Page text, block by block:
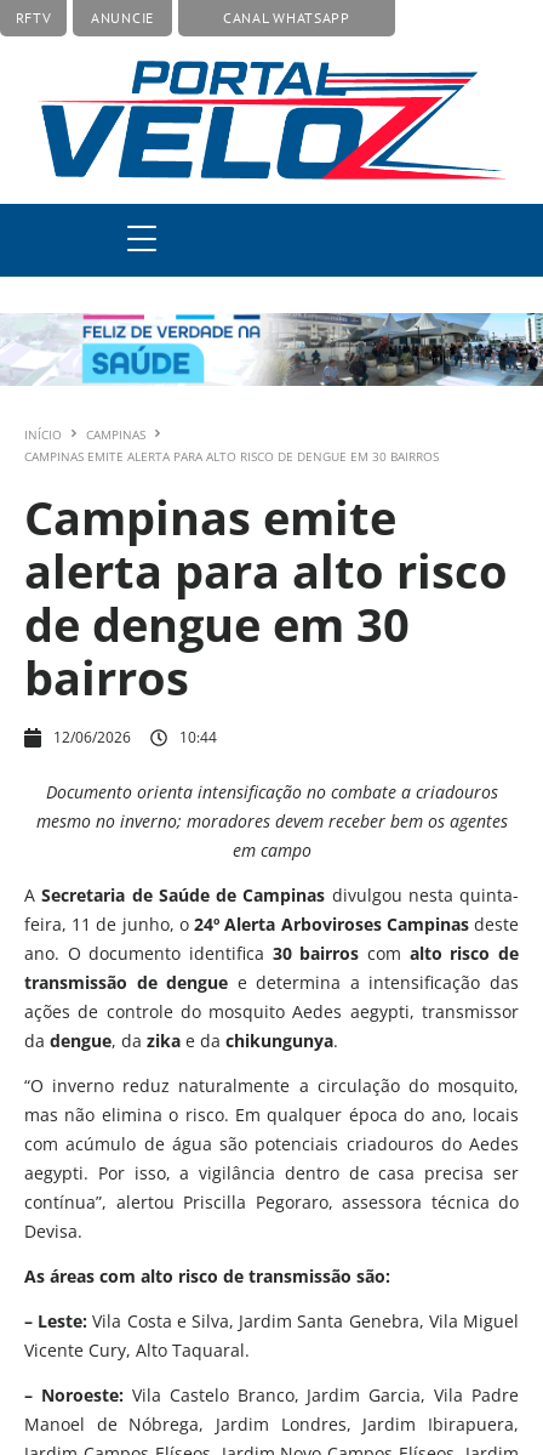
RFTV ANUNCIE CANAL WHATSAPP
INÍCIO
CAMPINAS
CAMPINAS EMITE ALERTA PARA ALTO RISCO DE DENGUE EM 30 BAIRROS
Campinas emite
alerta para alto risco
de dengue em 30
bairros
12/06/2026 10:44
Documento orienta intensificação no combate a criadouros
mesmo no inverno; moradores devem receber bem os agentes
em campo
ASecretaria de Saúde de Campinas divulgou nesta quinta-
feira, 11 de junho, o24º Alerta Arboviroses Campinasdeste
ano. O documento identifica 30 bairros com alto risco de
transmissão de dengue e determina a intensificação das
ações de controle do mosquito Aedes aegypti, transmissor
da dengue, da zika e da chikungunya.
“O inverno reduz naturalmente a circulação do mosquito,
mas não elimina o risco. Em qualquer época do ano, locais
com acúmulo de água são potenciais criadouros do Aedes
aegypti. Por isso, a vigilância dentro de casa precisa ser
contínua”, alertou Priscilla Pegoraro, assessora técnica do
Devisa.
As áreas com alto risco de transmissão são:
– Leste: Vila Costa e Silva, Jardim Santa Genebra, Vila Miguel
Vicente Cury, Alto Taquaral.
– Noroeste: Vila Castelo Branco, Jardim Garcia, Vila Padre
Manoel de Nóbrega, Jardim Londres, Jardim Ibirapuera,